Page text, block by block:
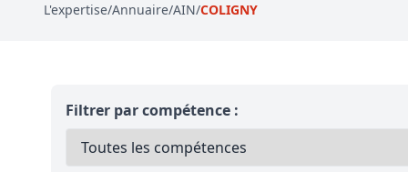
Expertise local commercial
Mise en copropriété
Expertise terrains agricoles,
L'expertise/Annuaire/AIN/COLIGNY
Filtrer par compétence :